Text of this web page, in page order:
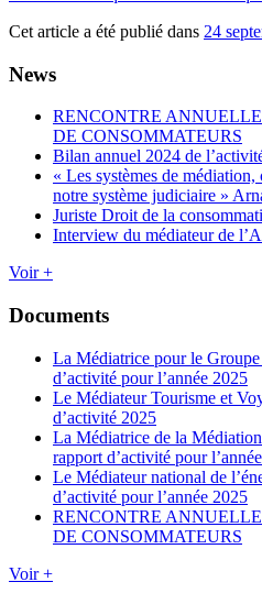
Cet article a été publié dans 24
News
RENCONTRE
DE CONSOMMATEURS
Bilan annuel 2024 de
« Les systèmes de
notre système judiciaire »
Juriste Droit de la
Interview du médiateur de
Voir +
Documents
La Médiatrice pour le
d’activité pour l’année 2025
Le Médiateur Tourisme et
d’activité 2025
La Médiatrice de la
rapport d’activité pour
Le Médiateur national de
d’activité pour l’année 2025
RENCONTRE
DE CONSOMMATEURS
Voir +